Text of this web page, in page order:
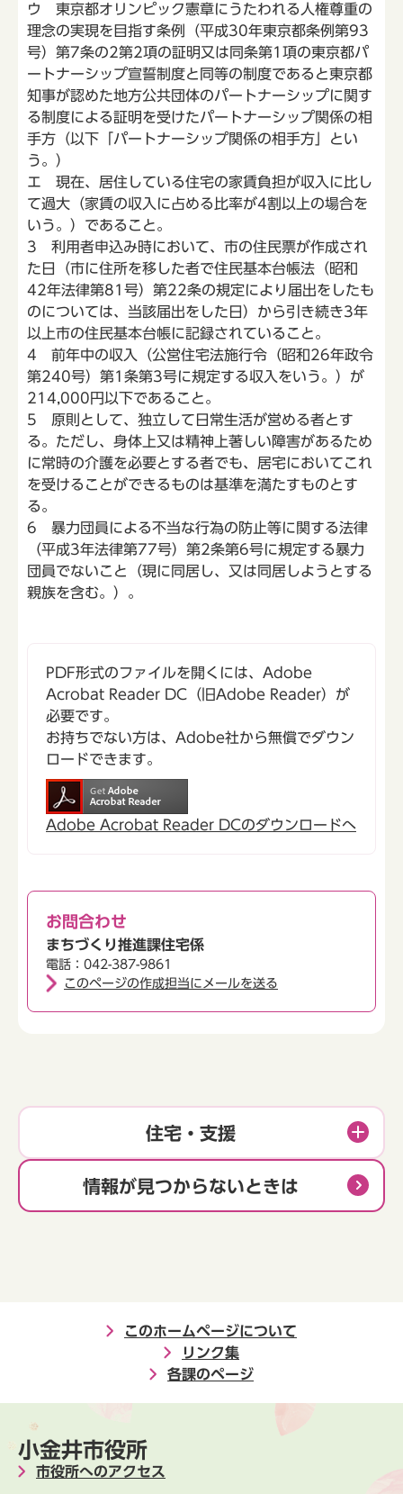
ウ 東京都オリンピック憲章にうたわれる人権尊重の
理念の実現を目指す条例（平成30年東京都条例第93
号）第7条の2第2項の証明又は同条第1項の東京都パ
ートナーシップ宣誓制度と同等の制度であると東京都
知事が認めた地方公共団体のパートナーシップに関す
る制度による証明を受けたパートナーシップ関係の相
手方（以下「パートナーシップ関係の相手方」とい
う。）
エ 現在、居住している住宅の家賃負担が収入に比し
て過大（家賃の収入に占める比率が4割以上の場合を
いう。）であること。
3 利用者申込み時において、市の住民票が作成され
た日（市に住所を移した者で住民基本台帳法（昭和
42年法律第81号）第22条の規定により届出をしたも
のについては、当該届出をした日）から引き続き3年
以上市の住民基本台帳に記録されていること。
4 前年中の収入（公営住宅法施行令（昭和26年政令
第240号）第1条第3号に規定する収入をいう。）が
214,000円以下であること。
5 原則として、独立して日常生活が営める者とす
る。ただし、身体上又は精神上著しい障害があるため
に常時の介護を必要とする者でも、居宅においてこれ
を受けることができるものは基準を満たすものとす
る。
6 暴力団員による不当な行為の防止等に関する法律
（平成3年法律第77号）第2条第6号に規定する暴力
団員でないこと（現に同居し、又は同居しようとする
親族を含む。）。
PDF形式のファイルを開くには、Adobe
Acrobat Reader DC（旧Adobe Reader）が
必要です。
お持ちでない方は、Adobe社から無償でダウン
ロードできます。
Adobe Acrobat Reader DCのダウンロードへ
お問合わせ
まちづくり推進課住宅係
電話：042-387-9861
このページの作成担当にメールを送る
住宅・支援
情報が見つからないときは
このホームページについて
リンク集
各課のページ
小金井市役所
市役所へのアクセス